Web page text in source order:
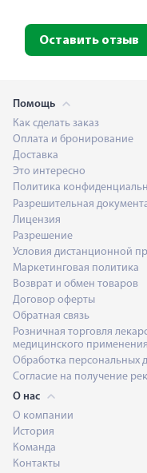
Оставить отзыв
Помощь
Как сделать заказ
Оплата и бронирование
Доставка
Это интересно
Политика
Разрешительная
Лицензия
Разрешение
Условия дистанционной
Маркетинговая политика
Возврат и обмен товаров
Договор оферты
Обратная связь
Розничная торговля
медицинского
Обработка персональных
Согласие на получение
О нас
О компании
История
Команда
Контакты